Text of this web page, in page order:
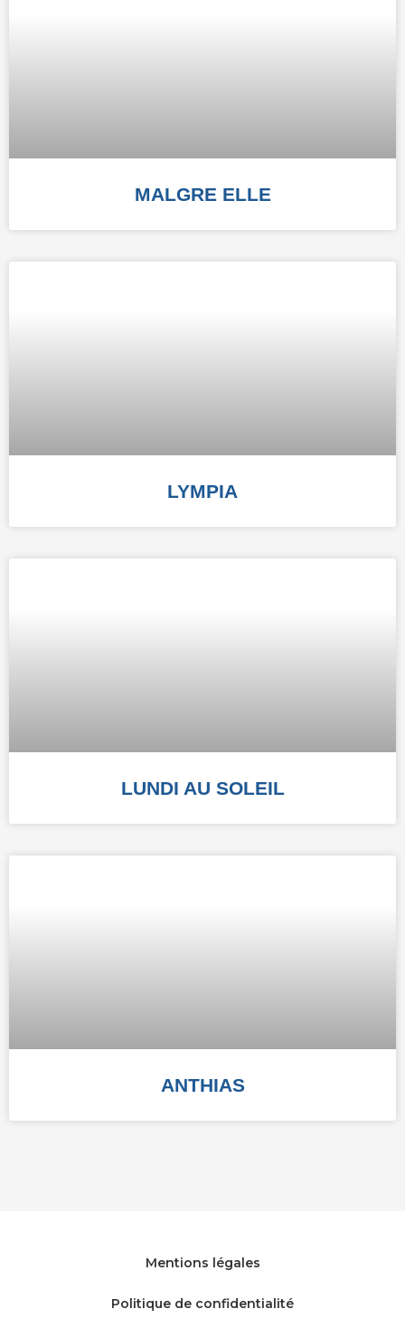
MALGRE ELLE
LYMPIA
LUNDI AU SOLEIL
ANTHIAS
Mentions légales
Politique de confidentialité